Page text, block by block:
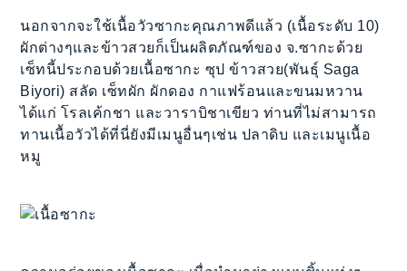
นอกจากจะใช้เนื้อวัวซากะคุณภาพดีแล้ว (เนื้อระดับ 10)
ผักต่างๆและข้าวสวยก็เป็นผลิตภัณฑ์ของ จ.ซากะด้วย
เซ็ทนี้ประกอบด้วยเนื้อซากะ ซุป ข้าวสวย(พันธุ์ Saga
Biyori) สลัด เซ็ทผัก ผักดอง กาแฟร้อนและขนมหวาน
ได้แก่ โรลเค้กชา และวาราบิชาเขียว ท่านที่ไม่สามารถ
ทานเนื้อวัวได้ที่นี่ยังมีเมนูอื่นๆเช่น ปลาดิบ และเมนูเนื้อ
หมู